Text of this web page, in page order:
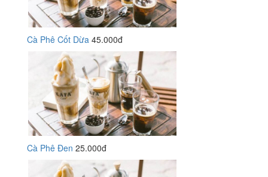
Cà Phê Cốt Dừa 45.000đ
Cà Phê Đen 25.000đ